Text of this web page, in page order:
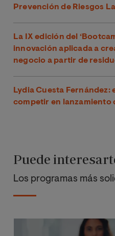
Prevención de Riesgos
La IX edición del
innovación aplicada a
negocio a partir de
Lydia Cuesta Fernández:
competir en lanzamiento
Puede
Los programas más